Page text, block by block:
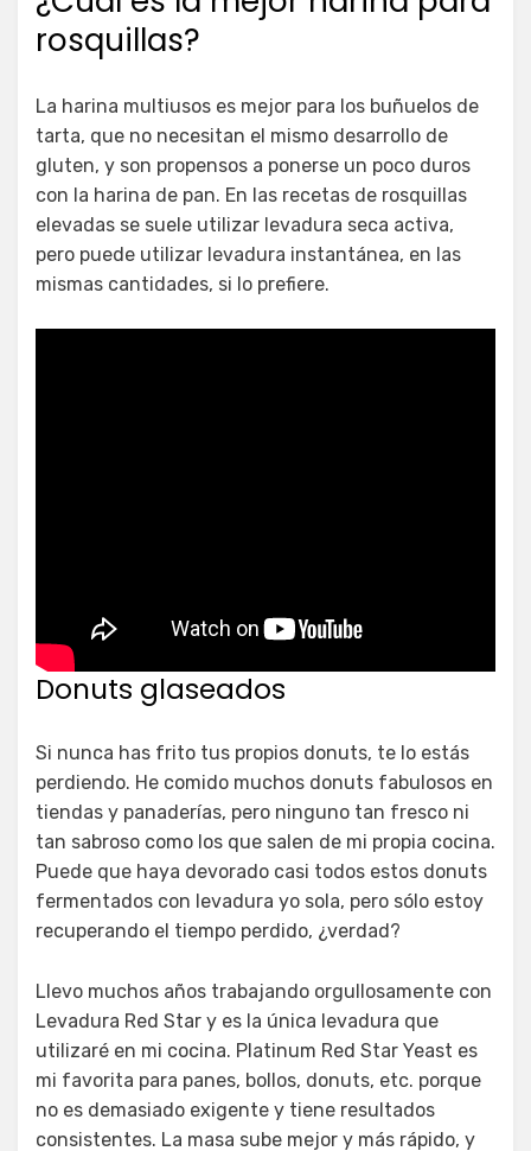
rosquillas?
La harina multiusos es mejor para los buñuelos de
tarta, que no necesitan el mismo desarrollo de
gluten, y son propensos a ponerse un poco duros
con la harina de pan. En las recetas de rosquillas
elevadas se suele utilizar levadura seca activa,
pero puede utilizar levadura instantánea, en las
mismas cantidades, si lo prefiere.
Donuts glaseados
Si nunca has frito tus propios donuts, te lo estás
perdiendo. He comido muchos donuts fabulosos en
tiendas y panaderías, pero ninguno tan fresco ni
tan sabroso como los que salen de mi propia cocina.
Puede que haya devorado casi todos estos donuts
fermentados con levadura yo sola, pero sólo estoy
recuperando el tiempo perdido, ¿verdad?
Llevo muchos años trabajando orgullosamente con
Levadura Red Star y es la única levadura que
utilizaré en mi cocina. Platinum Red Star Yeast es
mi favorita para panes, bollos, donuts, etc. porque
no es demasiado exigente y tiene resultados
consistentes. La masa sube mejor y más rápido, y